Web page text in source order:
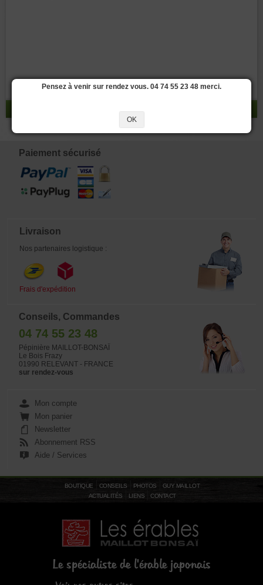
Paiement sécurisé
Livraison
Nos partenaires logistique :
Frais d'expédition
Conseils, Commandes
04 74 55 23 48
Pépinière MAILLOT-BONSAÏ
Le Bois Frazy
01990 RELEVANT - FRANCE
sur rendez-vous
Mon compte
Mon panier
Newsletter
Abonnement RSS
Aide / Services
BOUTIQUE CONSEILS PHOTOS
GUY MAILLOT
ACTUALITÉS
LIENS CONTACT
Le spécialiste de l'érable japonais
Pensez à venir sur rendez vous. 04 74 55 23 48 merci.
OK